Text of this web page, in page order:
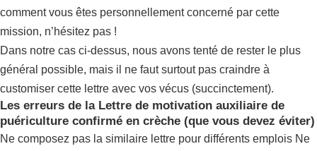
comment vous êtes personnellement concerné par cette
mission, n’hésitez pas !
Dans notre cas ci-dessus, nous avons tenté de rester le plus
général possible, mais il ne faut surtout pas craindre à
customiser cette lettre avec vos vécus (succinctement).
Les erreurs de la Lettre de motivation auxiliaire de
puériculture confirmé en crèche (que vous devez éviter)
Ne composez pas la similaire lettre pour différents emplois Ne